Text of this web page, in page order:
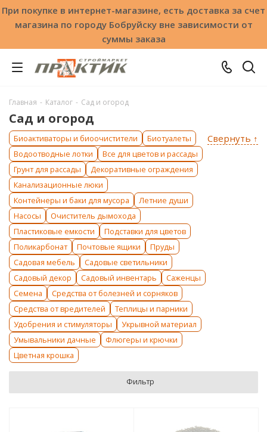
При покупке в интернет-магазине, есть доставка за счет
магазина по городу Бобруйску вне зависимости от
суммы заказа
Главная - Каталог - Сад и огород
Сад и огород
Свернуть ↑
Биоактиваторы и биоочистители
Биотуалеты
Водоотводные лотки
Все для цветов и рассады
Грунт для рассады
Декоративные ограждения
Канализационные люки
Контейнеры и баки для мусора
Летние души
Насосы
Очиститель дымохода
Пластиковые емкости
Подставки для цветов
Поликарбонат
Почтовые ящики
Пруды
Садовая мебель
Садовые светильники
Садовый декор
Садовый инвентарь
Саженцы
Семена
Средства от болезней и сорняков
Средства от вредителей
Теплицы и парники
Удобрения и стимуляторы
Укрывной материал
Умывальники дачные
Флюгеры и крючки
Цветная крошка
Фильтр